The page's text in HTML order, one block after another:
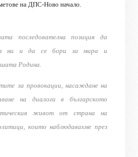
на ДПС-Ново начало.
последователна позиция да
ни и да се бори за мира и
Родина.
за провокации, насаждане на
на диалога в българското
живот от страна на
които наблюдавахме през